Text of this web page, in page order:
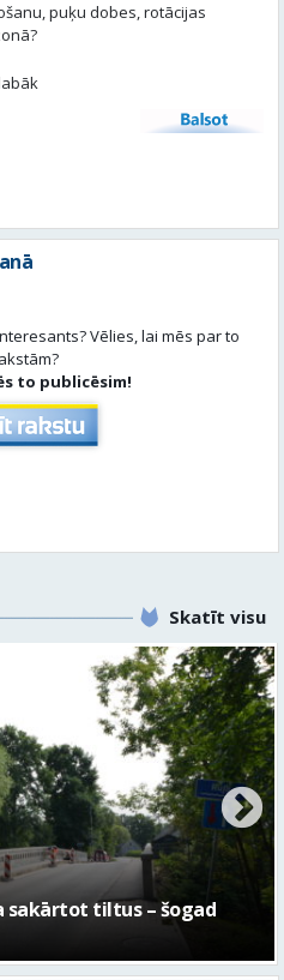
puķu dobes, rotācijas
Balsot
Vēlies, lai mēs par to
to publicēsim!
Skatīt visu
kultūras centram